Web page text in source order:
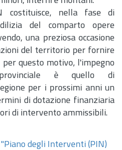
costituisce, nella fase di
del comparto opere
una preziosa occasione
del territorio per fornire
questo motivo, l'impegno
provinciale è quello di
per i prossimi anni un
di dotazione finanziaria
di intervento ammissibili.
degli Interventi (PIN)